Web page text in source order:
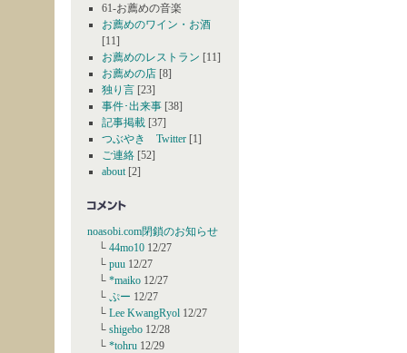
61-お薦めの音楽
お薦めのワイン・お酒
[11]
お薦めのレストラン [11]
お薦めの店 [8]
独り言 [23]
事件･出来事 [38]
記事掲載 [37]
つぶやき Twitter [1]
ご連絡 [52]
about[2]
noasobi.com閉鎖のお知らせ
└ 44mo10 12/27
└ puu 12/27
└ *maiko 12/27
└ ぷー 12/27
└ Lee KwangRyol 12/27
└ shigebo 12/28
└ *tohru 12/29